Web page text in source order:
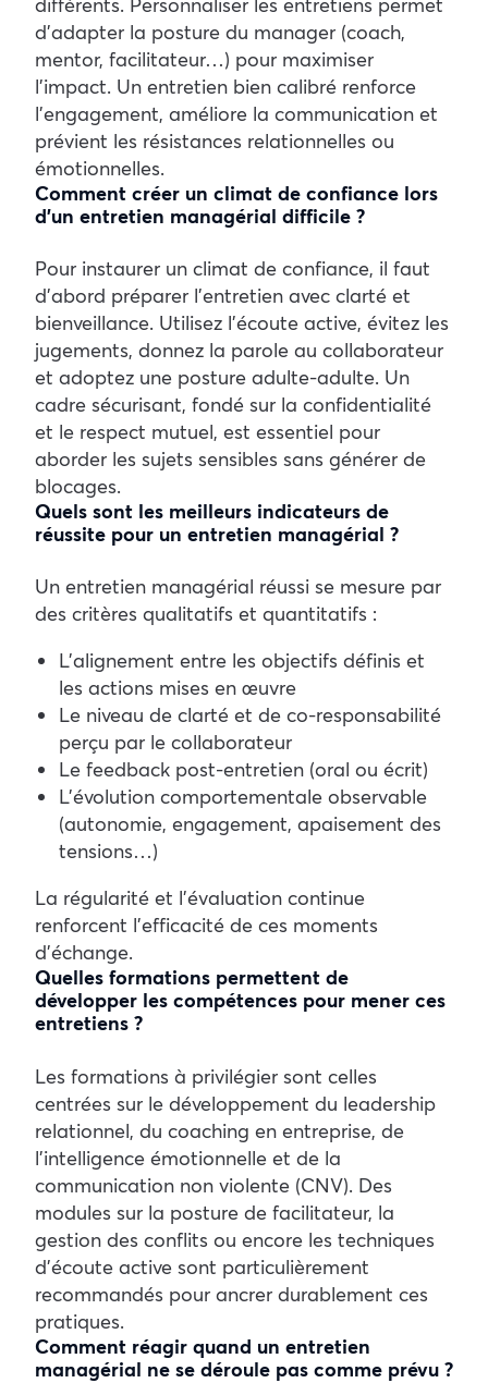
d’adapter la posture du manager (coach,
mentor, facilitateur…) pour maximiser
l’impact. Un entretien bien calibré renforce
l’engagement, améliore la communication et
prévient les résistances relationnelles ou
émotionnelles.
Comment créer un climat de confiance lors
d’un entretien managérial difficile ?
Pour instaurer un climat de confiance, il faut
d’abord préparer l’entretien avec clarté et
bienveillance. Utilisez l’écoute active, évitez les
jugements, donnez la parole au collaborateur
et adoptez une posture adulte-adulte. Un
cadre sécurisant, fondé sur la confidentialité
et le respect mutuel, est essentiel pour
aborder les sujets sensibles sans générer de
blocages.
Quels sont les meilleurs indicateurs de
réussite pour un entretien managérial ?
Un entretien managérial réussi se mesure par
des critères qualitatifs et quantitatifs :
L’alignement entre les objectifs définis et
les actions mises en œuvre
Le niveau de clarté et de co-responsabilité
perçu par le collaborateur
Le feedback post-entretien (oral ou écrit)
L’évolution comportementale observable
(autonomie, engagement, apaisement des
tensions…)
La régularité et l’évaluation continue
renforcent l’efficacité de ces moments
d’échange.
Quelles formations permettent de
développer les compétences pour mener ces
entretiens ?
Les formations à privilégier sont celles
centrées sur le développement du leadership
relationnel, du coaching en entreprise, de
l’intelligence émotionnelle et de la
communication non violente (CNV). Des
modules sur la posture de facilitateur, la
gestion des conflits ou encore les techniques
d’écoute active sont particulièrement
recommandés pour ancrer durablement ces
pratiques.
Comment réagir quand un entretien
managérial ne se déroule pas comme prévu ?